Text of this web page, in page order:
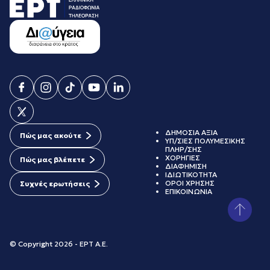
Πώς μας ακούτε
Πώς μας βλέπετε
Συχνές ερωτήσεις
© Copyright 2026 - ΕΡΤ Α.Ε.
ΔΗΜΟΣΙΑ ΑΞΙΑ
ΥΠ/ΣΙΕΣ ΠΟΛΥΜΕΣΙΚΗΣ
ΠΛΗΡ/ΣΗΣ
ΧΟΡΗΓΙΕΣ
ΔΙΑΦΗΜΙΣΗ
ΙΔΙΩΤΙΚΟΤΗΤΑ
ΟΡΟΙ ΧΡΗΣΗΣ
ΕΠΙΚΟΙΝΩΝΙΑ